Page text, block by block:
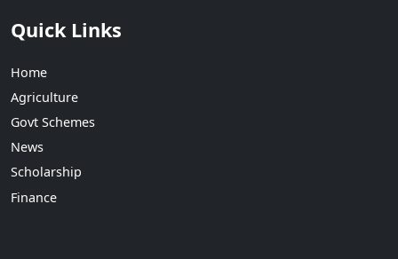
Quick Links
Home
Agriculture
Govt Schemes
News
Scholarship
Finance